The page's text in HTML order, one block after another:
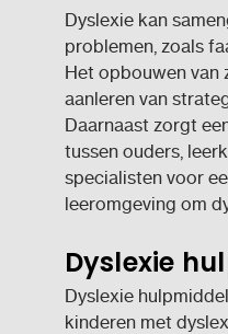
Dyslexie kan
problemen, zoals
Het opbouwen van
aanleren van
Daarnaast zorgt
tussen ouders,
specialisten voor
leeromgeving om
Dyslexie
Dyslexie
kinderen met